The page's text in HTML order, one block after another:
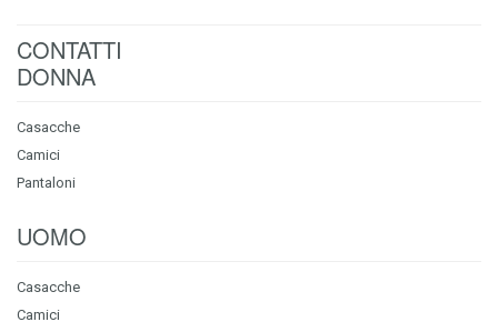
CONTATTI
DONNA
Casacche
Camici
Pantaloni
UOMO
Casacche
Camici